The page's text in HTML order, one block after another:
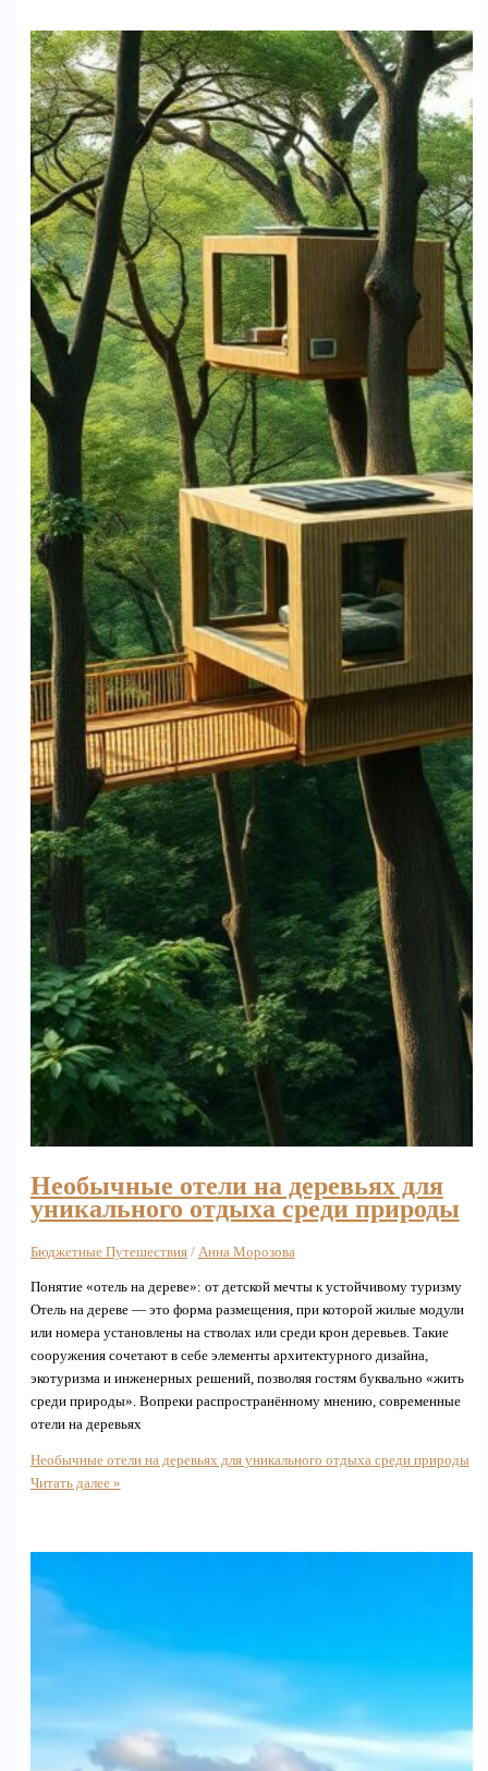
Необычные отели на деревьях для
уникального отдыха среди природы
Бюджетные Путешествия/ Анна Морозова
Понятие «отель на дереве»: от детской мечты к устойчивому туризму
Отель на дереве — это форма размещения, при которой жилые модули
или номера установлены на стволах или среди крон деревьев. Такие
сооружения сочетают в себе элементы архитектурного дизайна,
экотуризма и инженерных решений, позволяя гостям буквально «жить
среди природы». Вопреки распространённому мнению, современные
отели на деревьях
Необычные отели на деревьях для уникального отдыха среди природы
Читать далее »